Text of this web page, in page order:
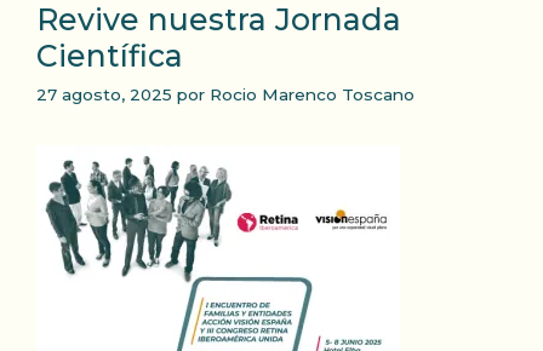
Revive nuestra Jornada
Científica
27 agosto, 2025 por Rocio Marenco Toscano